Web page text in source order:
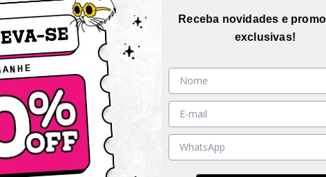
Coleções Mais Vendidos Guia de medidas
Receba novidades e
exclusivas!